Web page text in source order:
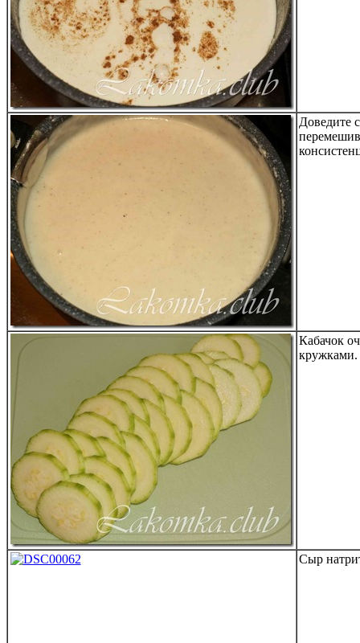
Доведите
Кабачок
кружками.
Сыр